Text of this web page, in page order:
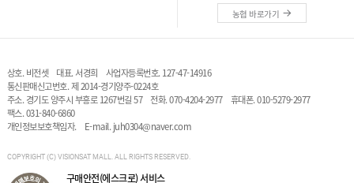
농협 바로가기
상호. 비전셋 대표. 서경희
사업자등록번호. 127-47-14916
통신판매신고번호. 제 2014-경기양주-0224호
주소. 경기도 양주시 부흥로 1267번길 57
전화.070-4204-2977 휴대폰. 010-5279-2977
팩스. 031-840-6860
개인정보보호책임자.
E-mail.juh0304@naver.com
COPYRIGHT (C) VISIONSAT MALL. ALL RIGHTS RESERVED.
구매안전(에스크로) 서비스